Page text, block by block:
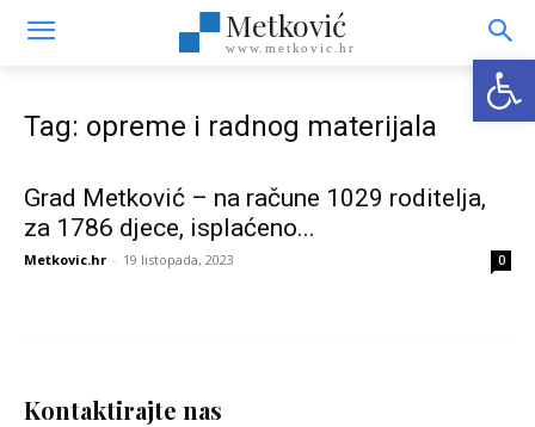
Metković
www.metkovic.hr
Tag: opreme i radnog materijala
Grad Metković – na račune 1029 roditelja,
za 1786 djece, isplaćeno...
Metkovic.hr - 19 listopada, 2023 0
Kontaktirajte nas